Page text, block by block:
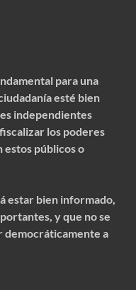
para una
esté bien
independientes
los poderes
estos públicos o
estar bien informado,
y que no se
democráticamente a